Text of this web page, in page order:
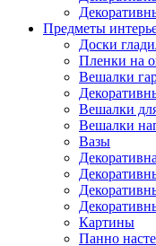
Предметы
Доски
Пленки на
Вешалки
Вешалки
Вешалки
Вазы
Картины
Панно